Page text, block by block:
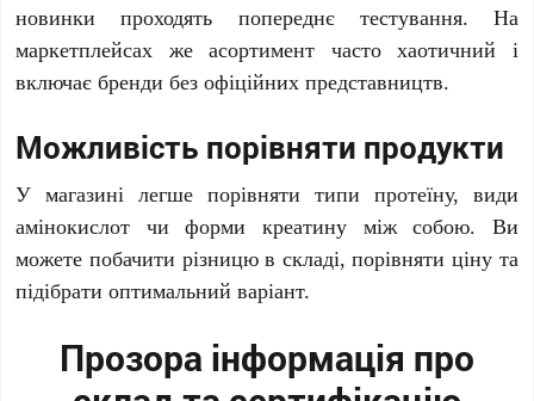
новинки проходять попереднє тестування. На
маркетплейсах же асортимент часто хаотичний і
включає бренди без офіційних представництв.
Можливість порівняти продукти
У магазині легше порівняти типи протеїну, види
амінокислот чи форми креатину між собою. Ви
можете побачити різницю в складі, порівняти ціну та
підібрати оптимальний варіант.
Прозора інформація про